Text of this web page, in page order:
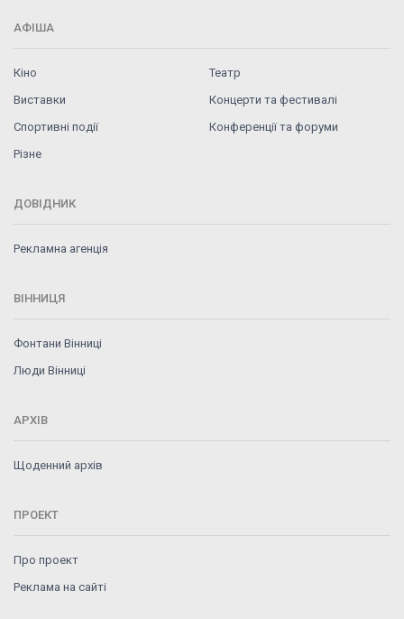
АФІША
Кіно
Театр
Виставки
Концерти та фестивалі
Спортивні події
Конференції та форуми
Різне
ДОВІДНИК
Рекламна агенція
ВІННИЦЯ
Фонтани Вінниці
Люди Вінниці
АРХІВ
Щоденний архів
ПРОЕКТ
Про проект
Реклама на сайті